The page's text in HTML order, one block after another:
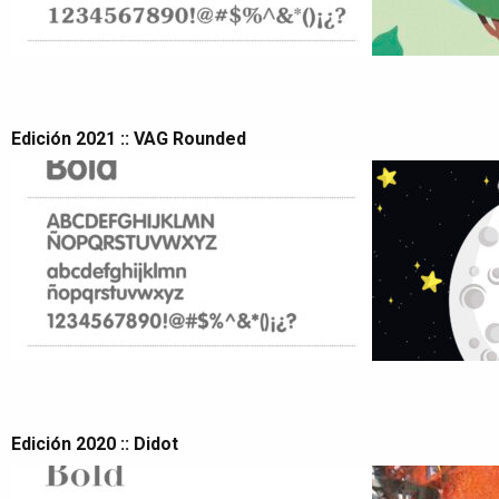
Edición 2021 :: VAG Rounded
Edición 2020 :: Didot